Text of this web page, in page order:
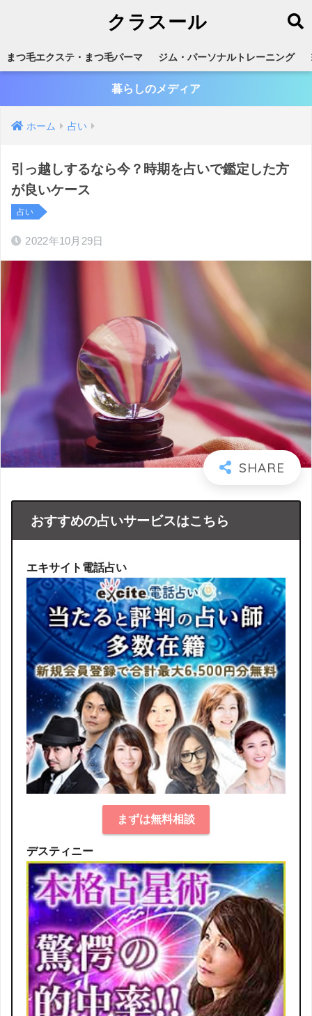
クラスール
まつ毛エクステ・まつ毛パーマ ジム・パーソナルトレーニング
暮らしのメディア
ホーム 占い
引っ越しするなら今？時期を占いで鑑定した方
が良いケース
占い
2022年10月29日
おすすめの占いサービスはこちら
エキサイト電話占い
まずは無料相談
デスティニー